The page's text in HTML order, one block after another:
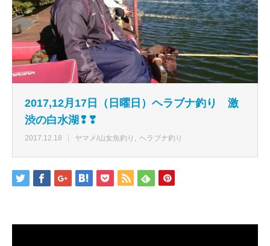
2017,12月17日（日曜日）ヘラブナ釣り 激
渋の白水湖❢❣
2017.12.18 ヤマメ/山女魚釣り ヘラブナ釣り